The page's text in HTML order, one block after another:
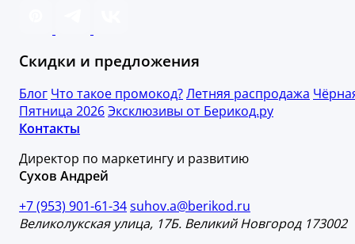
Скидки и предложения
Блог Что такое промокод?Летняя распродажа
Пятница 2026Эксклюзивы от Берикод.ру
Контакты
Директор по маркетингу и развитию
Сухов Андрей
+7 (953) 901-61-34suhov.a@berikod.ru
Великолукская улица, 17Б. Великий Новгород 173002